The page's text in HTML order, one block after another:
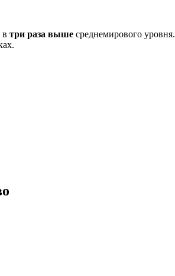
в три раза выше среднемирового уровня.